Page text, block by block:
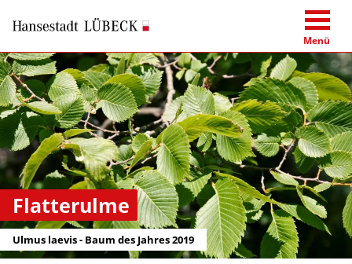
Menü
Flatterulme
Ulmus laevis - Baum des Jahres 2019